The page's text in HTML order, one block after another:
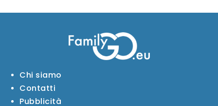
Chi siamo
Contatti
Pubblicità